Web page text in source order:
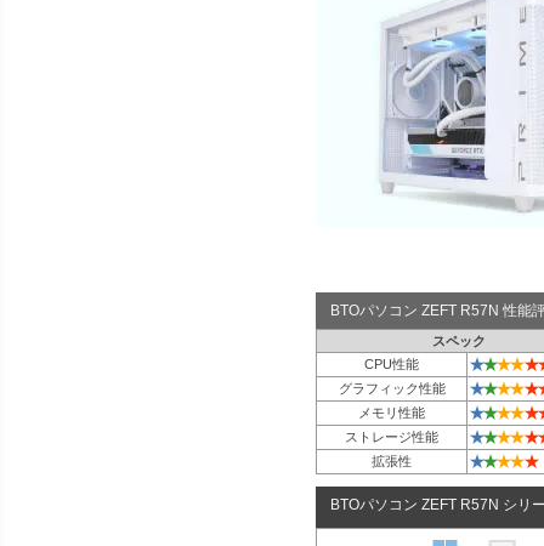
BTOパソコン ZEFT R57N 性能
スペック
CPU性能
★★★★★
グラフィック性能 ★★★★★
メモリ性能 ★★★★★
ストレージ性能 ★★★★★
拡張性 ★★★★★
BTOパソコン ZEFT R57N シリ